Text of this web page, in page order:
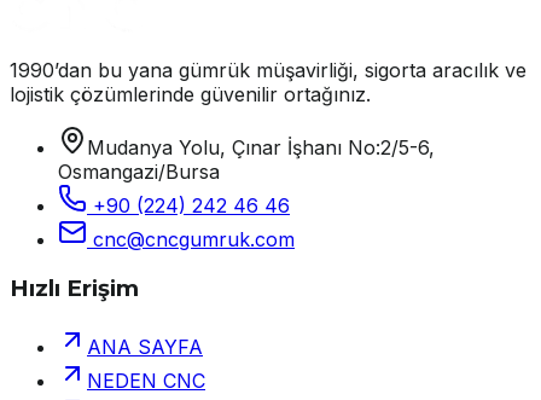
1990’dan bu yana gümrük müşavirliği, sigorta aracılık ve
lojistik çözümlerinde güvenilir ortağınız.
Mudanya Yolu, Çınar İşhanı No:2/5-6,
Osmangazi/Bursa
+90 (224) 242 46 46
cnc@cncgumruk.com
Hızlı Erişim
ANA SAYFA
NEDEN CNC